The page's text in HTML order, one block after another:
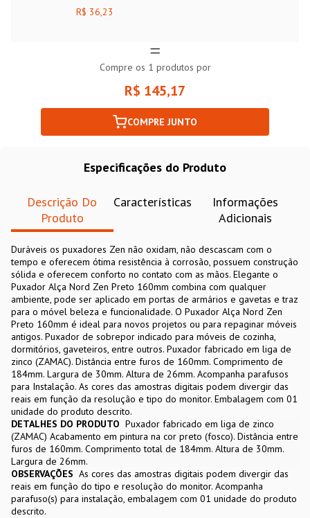
R$ 36,23
Compre os 1 produtos por
R$ 145,17
COMPRE JUNTO
Especificações do Produto
Descrição Do
Produto
Características
Informações
Adicionais
Duráveis os puxadores Zen não oxidam, não descascam com o
tempo e oferecem ótima resistência à corrosão, possuem construção
sólida e oferecem conforto no contato com as mãos. Elegante o
Puxador Alça Nord Zen Preto 160mm combina com qualquer
ambiente, pode ser aplicado em portas de armários e gavetas e traz
para o móvel beleza e funcionalidade. O Puxador Alça Nord Zen
Preto 160mm é ideal para novos projetos ou para repaginar móveis
antigos. Puxador de sobrepor indicado para móveis de cozinha,
dormitórios, gaveteiros, entre outros. Puxador fabricado em liga de
zinco (ZAMAC). Distância entre furos de 160mm. Comprimento de
184mm. Largura de 30mm. Altura de 26mm. Acompanha parafusos
para Instalação. As cores das amostras digitais podem divergir das
reais em função da resolução e tipo do monitor. Embalagem com 01
unidade do produto descrito.
DETALHES DO PRODUTO Puxador fabricado em liga de zinco
(ZAMAC) Acabamento em pintura na cor preto (fosco). Distância entre
furos de 160mm. Comprimento total de 184mm. Altura de 30mm.
Largura de 26mm.
OBSERVAÇÕES As cores das amostras digitais podem divergir das
reais em função do tipo e resolução do monitor. Acompanha
parafuso(s) para instalação, embalagem com 01 unidade do produto
descrito.